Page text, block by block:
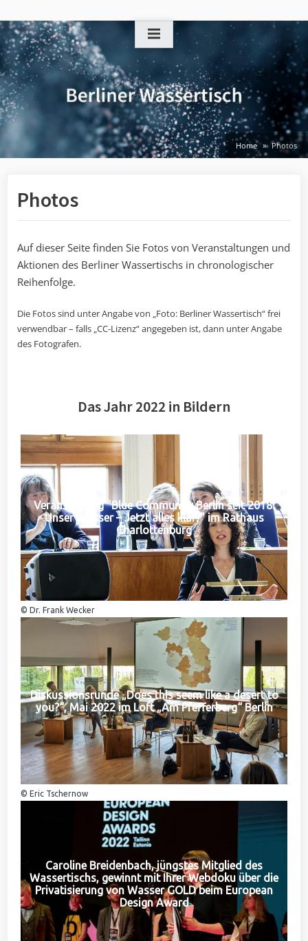
to
content
Home Photos
Photos
Auf dieser Seite finden Sie Fotos von Veranstaltungen und
Aktionen des Berliner Wassertischs in chronologischer
Reihenfolge.
Die Fotos sind unter Angabe von „Foto: Berliner Wassertisch“ frei
verwendbar – falls „CC-Lizenz“ angegeben ist, dann unter Angabe
des Fotografen.
Das Jahr 2022 in Bildern
Veranstaltung "Blue Community Berlin seit 2018:
Unser Wasser – Jetzt alles klar?" im Rathaus
Charlottenburg
© Dr. Frank Wecker
Diskussionsrunde „Does this seem like a desert to
you?“, Mai 2022 im Loft „Am Pfefferberg“ Berlin
© Eric Tschernow
Caroline Breidenbach, jüngstes Mitglied des
Wassertischs, gewinnt mit Ihrer Webdoku über die
Privatisierung von Wasser GOLD beim European
Design Award